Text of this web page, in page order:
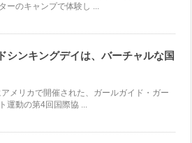
ーのキャンプで体験し ...
シンキングデイは、バーチャルな国
メリカで開催された、ガールガイド・ガー
運動の第4回国際協 ...